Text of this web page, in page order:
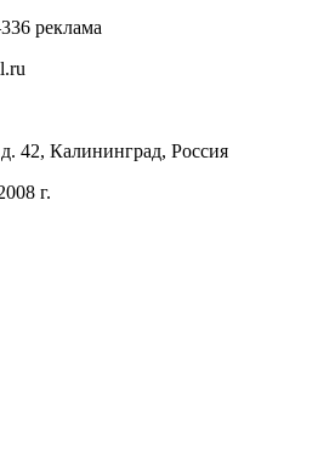
реклама
42, Калининград, Россия
г.